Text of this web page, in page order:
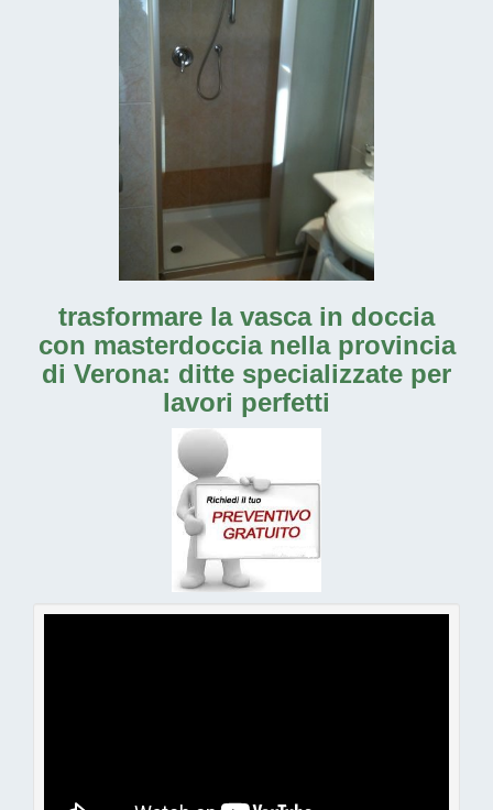
trasformare la vasca in doccia
con masterdoccia nella provincia
di Verona: ditte specializzate per
lavori perfetti